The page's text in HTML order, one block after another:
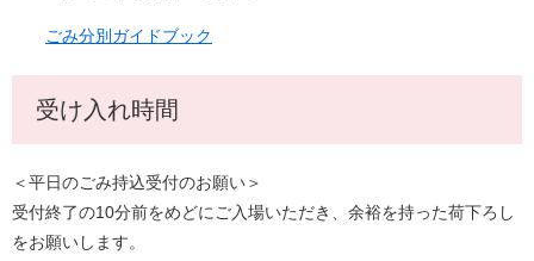
ごみ分別ガイドブック
受け入れ時間
＜平日のごみ持込受付のお願い＞
受付終了の10分前をめどにご入場いただき、余裕を持った荷下ろし
をお願いします。